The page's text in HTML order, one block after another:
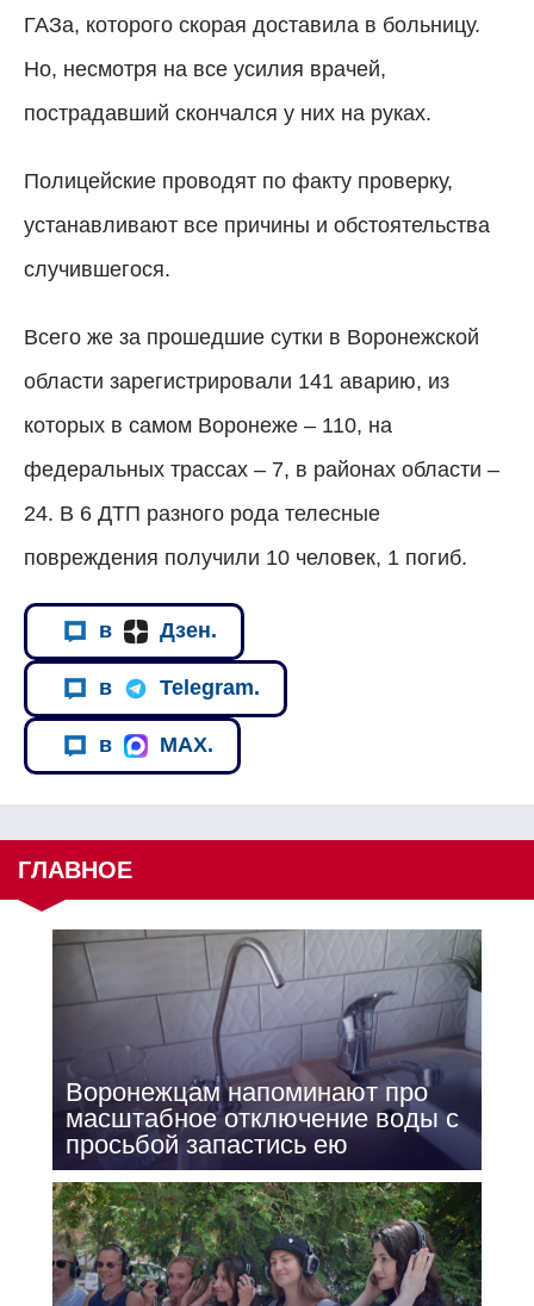
ГАЗа, которого скорая доставила в больницу.
Но, несмотря на все усилия врачей,
пострадавший скончался у них на руках.
Полицейские проводят по факту проверку,
устанавливают все причины и обстоятельства
случившегося.
Всего же за прошедшие сутки в Воронежской
области зарегистрировали 141 аварию, из
которых в самом Воронеже – 110, на
федеральных трассах – 7, в районах области –
24. В 6 ДТП разного рода телесные
повреждения получили 10 человек, 1 погиб.
в Дзен.
в Telegram.
в MAX.
ГЛАВНОЕ
Воронежцам напоминают про
масштабное отключение воды с
просьбой запастись ею